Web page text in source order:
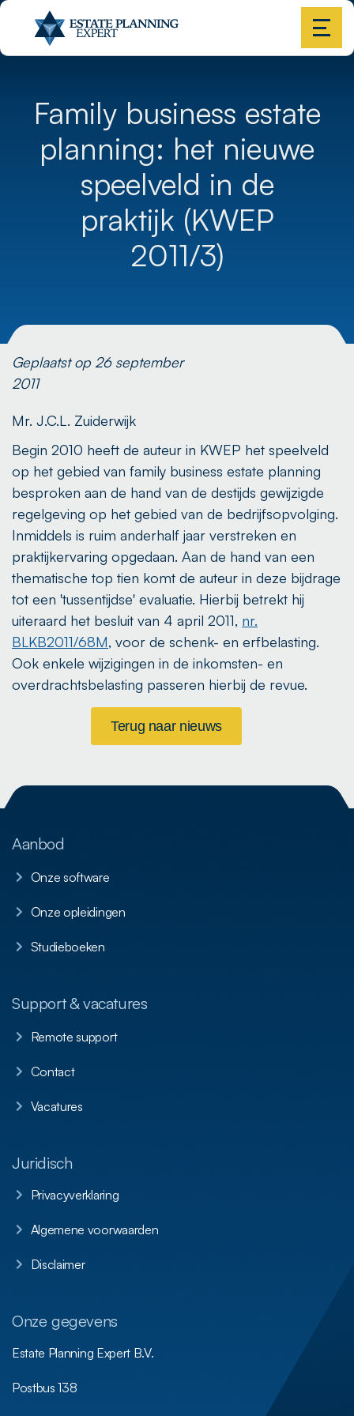
Family business estate
planning: het nieuwe
speelveld in de
praktijk (KWEP
2011/3)
Geplaatst op 26 september
2011
Mr. J.C.L. Zuiderwijk
Begin 2010 heeft de auteur in KWEP het speelveld
op het gebied van family business estate planning
besproken aan de hand van de destijds gewijzigde
regelgeving op het gebied van de bedrijfsopvolging.
Inmiddels is ruim anderhalf jaar verstreken en
praktijkervaring opgedaan. Aan de hand van een
thematische top tien komt de auteur in deze bijdrage
tot een 'tussentijdse' evaluatie. Hierbij betrekt hij
uiteraard het besluit van 4 april 2011, nr.
BLKB2011/68M, voor de schenk- en erfbelasting.
Ook enkele wijzigingen in de inkomsten- en
overdrachtsbelasting passeren hierbij de revue.
Terug naar nieuws
Aanbod
Onze software
Onze opleidingen
Studieboeken
Support & vacatures
Remote support
Contact
Vacatures
Juridisch
Privacyverklaring
Algemene voorwaarden
Disclaimer
Onze gegevens
Estate Planning Expert B.V.
Postbus 138